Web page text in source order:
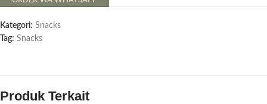
Kategori: Snacks
Tag: Snacks
Produk Terkait